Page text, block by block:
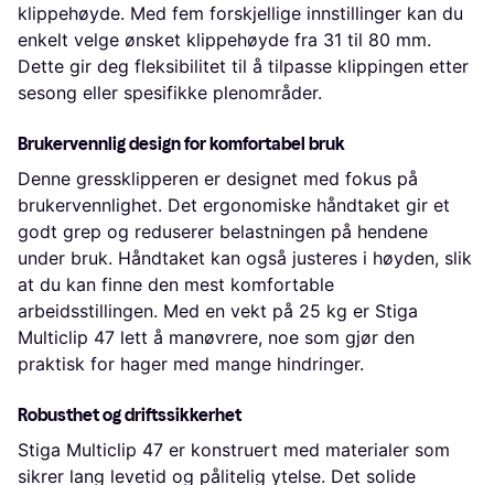
klippehøyde. Med fem forskjellige innstillinger kan du
enkelt velge ønsket klippehøyde fra 31 til 80 mm.
Dette gir deg fleksibilitet til å tilpasse klippingen etter
sesong eller spesifikke plenområder.
Brukervennlig design for komfortabel bruk
Denne gressklipperen er designet med fokus på
brukervennlighet. Det ergonomiske håndtaket gir et
godt grep og reduserer belastningen på hendene
under bruk. Håndtaket kan også justeres i høyden, slik
at du kan finne den mest komfortable
arbeidsstillingen. Med en vekt på 25 kg er Stiga
Multiclip 47 lett å manøvrere, noe som gjør den
praktisk for hager med mange hindringer.
Robusthet og driftssikkerhet
Stiga Multiclip 47 er konstruert med materialer som
sikrer lang levetid og pålitelig ytelse. Det solide